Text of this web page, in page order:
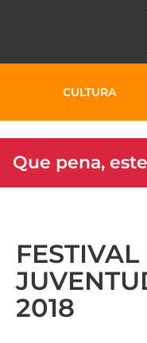
CULTURA
Que pena,
2018